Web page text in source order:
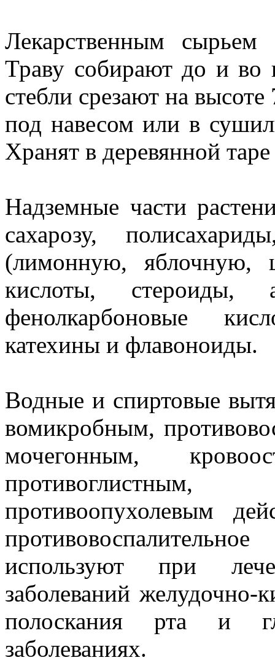
Лекарственным
Траву собирают до и во
стебли срезают на
под навесом или в
Хранят в деревянной таре
Надземные части
сахарозу,
(лимонную, яблочную,
кислоты, стероиды,
фенолкарбоновые
катехины и флавоноиды.
Водные и спиртовые
вомикробным,
мочегонным,
противоопухолевым
используют при
заболеваний желудочно-
полоскания рта и
заболеваниях.